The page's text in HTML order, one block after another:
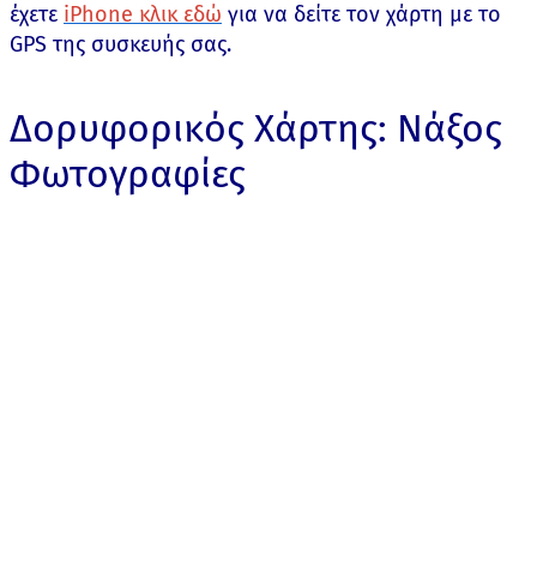
έχετε iPhone κλικ εδώ για να δείτε τον χάρτη με το
GPS της συσκευής σας.
Δορυφορικός Χάρτης: Νάξος
Φωτογραφίες